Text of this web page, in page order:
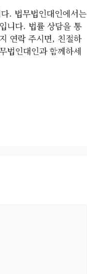
. 법무법인대인에서는
니다. 법률 상담을 통
연락 주시면, 친절하
법인대인과 함께하세